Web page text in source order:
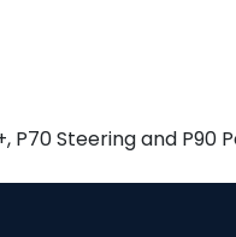
P70 Steering and P90